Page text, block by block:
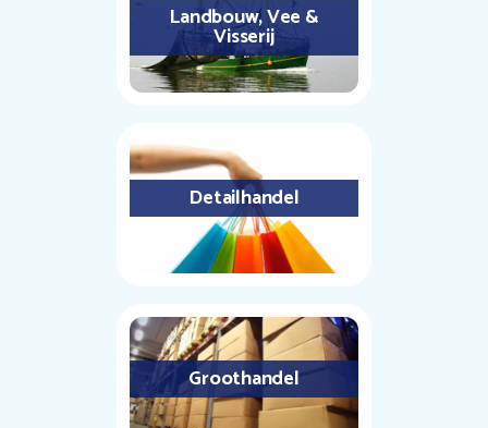
Landbouw, Vee &
Visserij
Detailhandel
Groothandel